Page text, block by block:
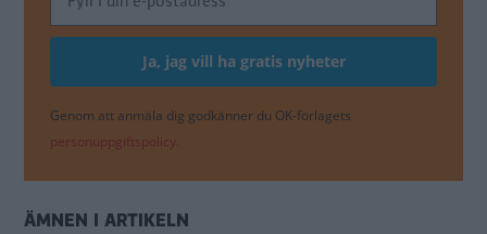
Genom att anmäla dig godkänner du OK-förlagets
personuppgiftspolicy.
ÄMNEN I ARTIKELN